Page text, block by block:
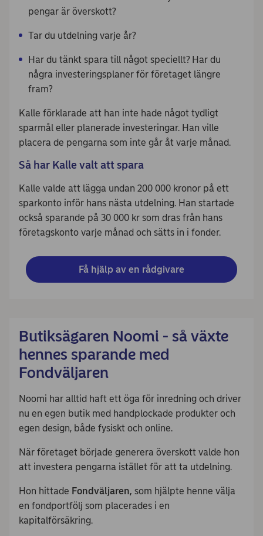
pengar är överskott?
Tar du utdelning varje år?
Har du tänkt spara till något speciellt? Har du
några investeringsplaner för företaget längre
fram?
Kalle förklarade att han inte hade något tydligt
sparmål eller planerade investeringar. Han ville
placera de pengarna som inte går åt varje månad.
Så har Kalle valt att spara
Kalle valde att lägga undan 200 000 kronor på ett
sparkonto inför hans nästa utdelning. Han startade
också sparande på 30 000 kr som dras från hans
företagskonto varje månad och sätts in i fonder.
Få hjälp av en rådgivare
Butiksägaren Noomi - så växte
hennes sparande med
Fondväljaren
Noomi har alltid haft ett öga för inredning och driver
nu en egen butik med handplockade produkter och
egen design, både fysiskt och online.
När företaget började generera överskott valde hon
att investera pengarna istället för att ta utdelning.
Hon hittade Fondväljaren, som hjälpte henne välja
en fondportfölj som placerades i en
kapitalförsäkring.